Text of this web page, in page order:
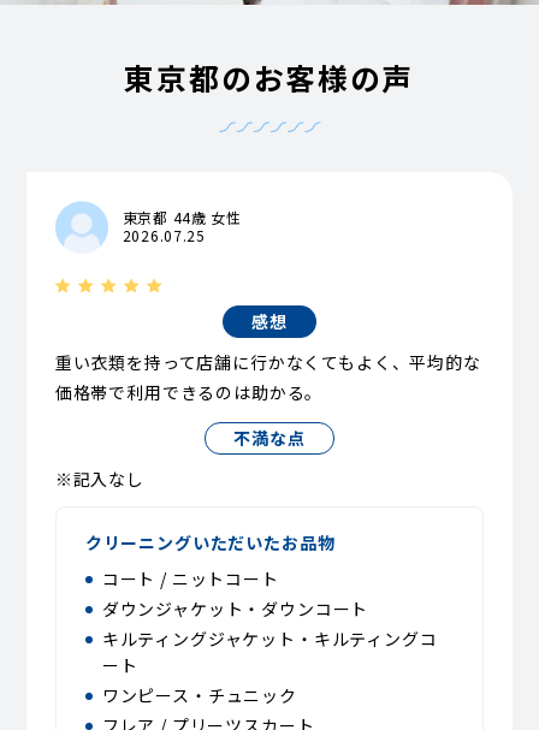
東京都のお客様の声
東京都 44歳 女性
2026.07.25
感想
重い衣類を持って店舗に行かなくてもよく、平均的な
価格帯で利用できるのは助かる。
不満な点
※記入なし
クリーニングいただいたお品物
コート / ニットコート
ダウンジャケット・ダウンコート
キルティングジャケット・キルティングコ
ート
ワンピース・チュニック